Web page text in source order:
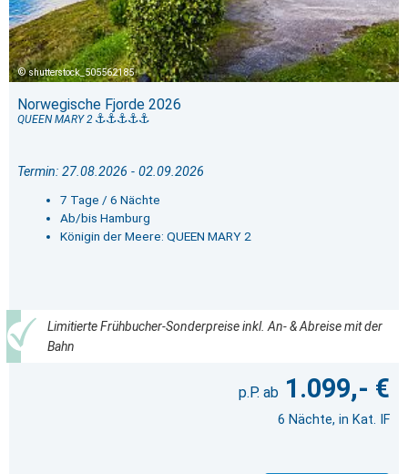
shutterstock_505562185
Norwegische Fjorde 2026
QUEEN MARY 2
Termin: 27.08.2026 - 02.09.2026
7 Tage / 6 Nächte
Ab/bis Hamburg
Königin der Meere: QUEEN MARY 2
Limitierte Frühbucher-Sonderpreise inkl. An- & Abreise mit der
Bahn
1.099,- €
6 Nächte, in Kat. IF